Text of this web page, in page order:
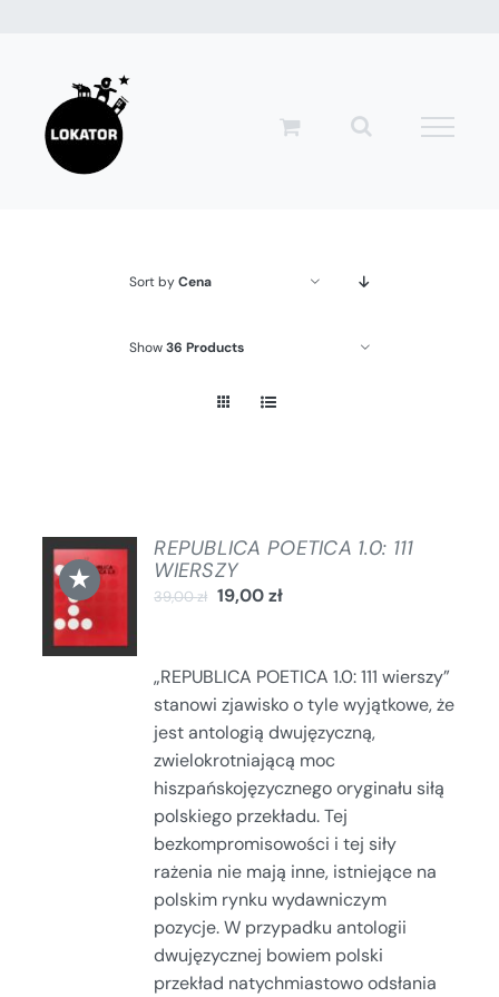
zawartości
Sort byCena
Show36 Products
★
DODAJ
DO
KOSZYKA
/
SZCZEGÓŁY
REPUBLICA POETICA 1.0: 111
WIERSZY
39,00zł 19,00zł
„REPUBLICA POETICA 1.0: 111 wierszy”
stanowi zjawisko o tyle wyjątkowe, że
jest antologią dwujęzyczną,
zwielokrotniającą moc
hiszpańskojęzycznego oryginału siłą
polskiego przekładu. Tej
bezkompromisowości i tej siły
rażenia nie mają inne, istniejące na
polskim rynku wydawniczym
pozycje. W przypadku antologii
dwujęzycznej bowiem polski
przekład natychmiastowo odsłania